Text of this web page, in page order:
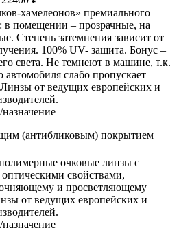
хамелеонов» премиального
в помещении – прозрачные, на
Степень затемнения зависит от
100% UV- защита. Бонус –
света. Не темнеют в машине, т.к.
автомобиля слабо пропускает
Линзы от ведущих европейских и
(антибликовым) покрытием
очковые линзы с
свойствами,
и просветляющему
от ведущих европейских и